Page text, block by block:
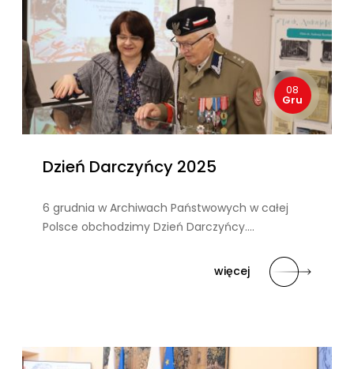
08
Gru
Dzień Darczyńcy 2025
6 grudnia w Archiwach Państwowych w całej
Polsce obchodzimy Dzień Darczyńcy….
więcej